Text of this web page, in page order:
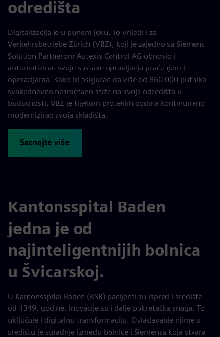
odredišta
Digitalizacija je u punom jeku. To vrijedi i za
Verkehrsbetriebe Zürich (VBZ), koji je zajedno sa Siemens
Solution Partnerom Autexis Control AG obnovio i
automatizirao svoje sustave upravljanja praćenjem i
operacijama. Kako bi osigurao da više od 860.000 putnika
svakodnevno nesmetano stiže na svoja odredišta u
budućnosti, VBZ je tijekom proteklih godina kontinuirano
modernizirao svoja skladišta.
Saznajte više
Kantonsspital Baden
jedna je od
najinteligentnijih bolnica
u Švicarskoj.
U Kantonsspital Baden (KSB) pacijenti su ispred i središte
od 1349. godine. Inovacije su i dalje pokretačka snaga. To
uključuje i digitalnu transformaciju. Ovladavanje njime u
središtu je suradnje između bolnice i Siemensa koja stvara